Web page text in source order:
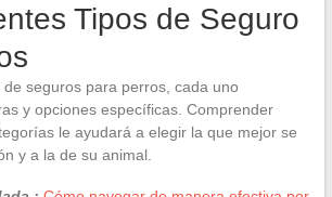
Tipos de Seguro
de seguros para perros, cada uno
y opciones específicas. Comprender
le ayudará a elegir la que mejor se
y a la de su animal.